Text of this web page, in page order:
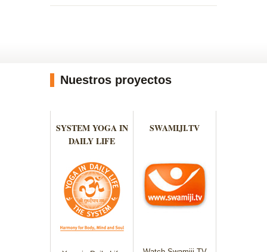
Nuestros proyectos
SYSTEM YOGA IN
DAILY LIFE
SWAMIJI.TV